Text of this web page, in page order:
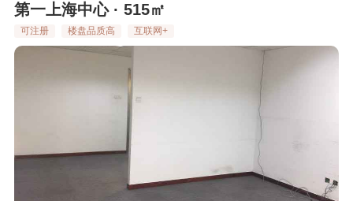
第一上海中心 · 515㎡
可注册 楼盘品质高 互联网+